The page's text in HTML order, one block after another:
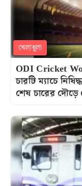
খেলাধুলা
ODI Cricket
চারটি ম্যাচে
শেষ চারের